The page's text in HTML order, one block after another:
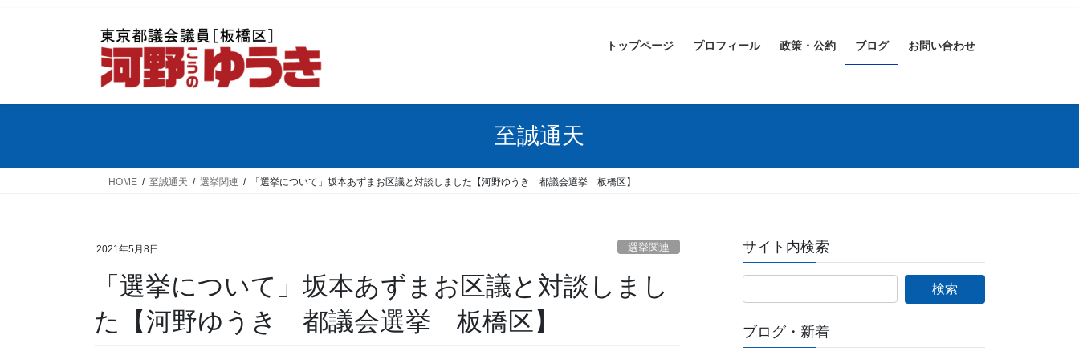
へ
ョ
トップページ プロフィール 政策・公約 ブログ お問い合わせ
至誠通天
HOME 至誠通天 選挙関連 「選挙について」坂本あずまお区議と対談しました【河野ゆうき 都議会選挙 板橋区】
2021年5月8日 選挙関連
「選挙について」坂本あずまお区議と対談しまし
た【河野ゆうき 都議会選挙 板橋区】
サイト内検索
ブログ・新着